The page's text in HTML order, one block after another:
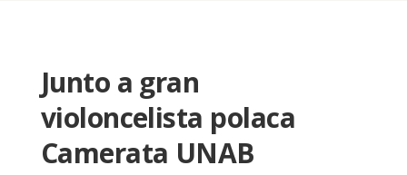
Junto a gran
violoncelista polaca
Camerata UNAB